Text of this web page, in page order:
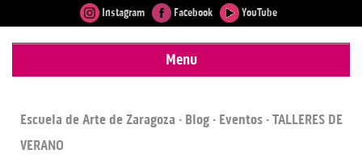
Instagram Facebook YouTube
Menu
Escuela de Arte de Zaragoza · Blog · Eventos · TALLERES DE
VERANO